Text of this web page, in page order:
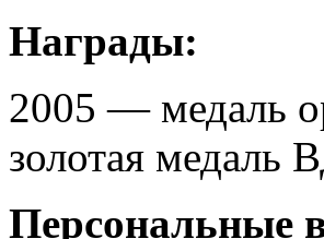
Награды:
2005 — медаль
золотая медаль
Персональные